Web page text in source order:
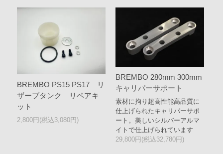
BREMBO PS15 PS17 リ
ザーブタンク リペアキ
ット
2,800円(税込3,080円)
BREMBO 280mm 300mm
キャリパーサポート
素材に拘り超高性能高品質に
仕上げられたキャリパーサポ
ート。美しいシルバーアルマ
イトで仕上げられています
29,800円(税込32,780円)